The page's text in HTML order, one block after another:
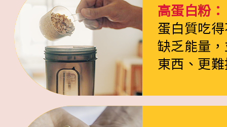
高蛋白粉：
蛋白質吃
缺乏能量
東西、更